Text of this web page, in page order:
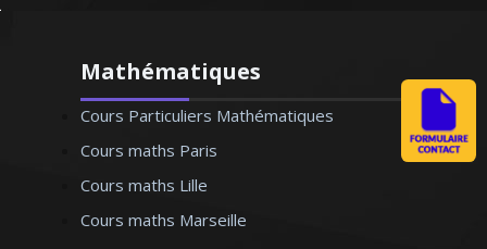
Mathématiques
Cours Particuliers Mathématiques
Cours maths Paris
Cours maths Lille
Cours maths Marseille